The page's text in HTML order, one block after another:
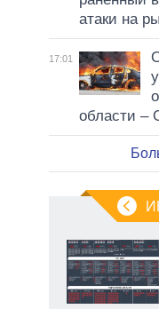
атаки на
17:01
области –